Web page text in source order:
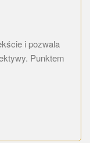
i pozwala
Punktem